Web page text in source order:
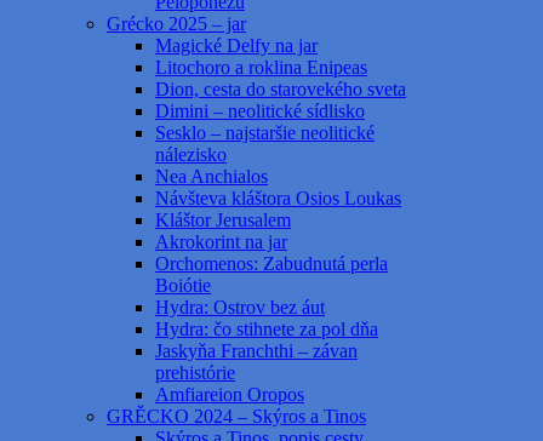
Grécko 2025 – jar
Magické Delfy na jar
Litochoro a roklina Enipeas
Dion, cesta do starovekého sveta
Dimini – neolitické sídlisko
Sesklo – najstaršie neolitické
nálezisko
Nea Anchialos
Návšteva kláštora Osios Loukas
Kláštor Jerusalem
Akrokorint na jar
Orchomenos: Zabudnutá perla
Boiótie
Hydra: Ostrov bez áut
Hydra: čo stihnete za pol dňa
Jaskyňa Franchthi – závan
prehistórie
Amfiareion Oropos
GRĚCKO 2024 – Skýros a Tinos